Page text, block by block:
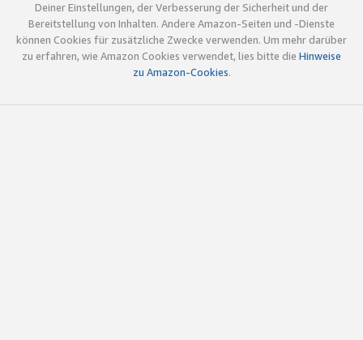
Deiner Einstellungen, der Verbesserung der Sicherheit und der
Bereitstellung von Inhalten. Andere Amazon-Seiten und -Dienste
können Cookies für zusätzliche Zwecke verwenden. Um mehr darüber
zu erfahren, wie Amazon Cookies verwendet, lies bitte die Hinweise
zu Amazon-Cookies.